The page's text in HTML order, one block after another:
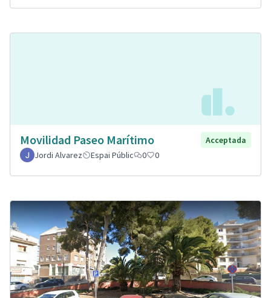
Movilidad Paseo Marítimo
Acceptada
Jordi Alvarez
Espai Públic 0 0